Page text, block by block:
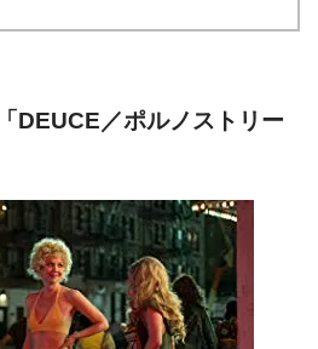
DEUCE／ポルノストリー